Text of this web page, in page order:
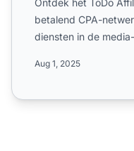
betalend CPA-
diensten in de
Aug 1, 2025